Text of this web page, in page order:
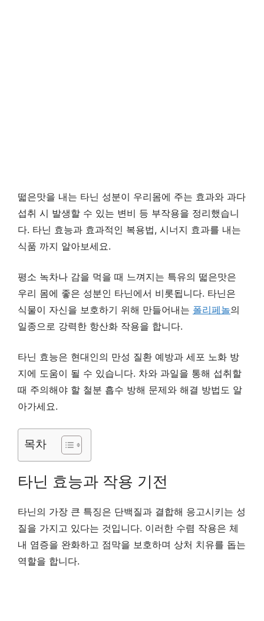
떫은맛을 내는 타닌 성분이 우리몸에 주는 효과와 과다
섭취 시 발생할 수 있는 변비 등 부작용을 정리했습니
다. 타닌 효능과 효과적인 복용법, 시너지 효과를 내는
식품 까지 알아보세요.
평소 녹차나 감을 먹을 때 느껴지는 특유의 떫은맛은
우리 몸에 좋은 성분인 타닌에서 비롯됩니다. 타닌은
식물이 자신을 보호하기 위해 만들어내는 폴리페놀의
일종으로 강력한 항산화 작용을 합니다.
타닌 효능은 현대인의 만성 질환 예방과 세포 노화 방
지에 도움이 될 수 있습니다. 차와 과일을 통해 섭취할
때 주의해야 할 철분 흡수 방해 문제와 해결 방법도 알
아가세요.
목차
타닌 효능과 작용 기전
타닌의 가장 큰 특징은 단백질과 결합해 응고시키는 성
질을 가지고 있다는 것입니다. 이러한 수렴 작용은 체
내 염증을 완화하고 점막을 보호하며 상처 치유를 돕는
역할을 합니다.